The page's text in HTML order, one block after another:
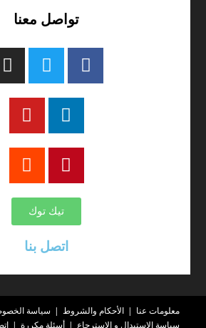
تواصل معنا
تيك توك
اتصل بنا
معلومات عنا الأحكام والشروط
سياسة
سياسة الاستبدال و الاسترجاع
أسئلة مكررة